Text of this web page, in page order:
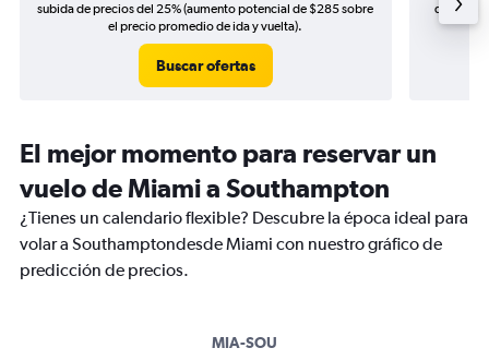
subida de precios del 25% (aumento potencial de $285 sobre
el precio promedio de ida y vuelta).
Buscar ofertas
de
El mejor momento para reservar un
vuelo de Miami a Southampton
¿Tienes un calendario flexible? Descubre la época ideal para
volar a Southamptondesde Miami con nuestro gráfico de
predicción de precios.
MIA-SOU